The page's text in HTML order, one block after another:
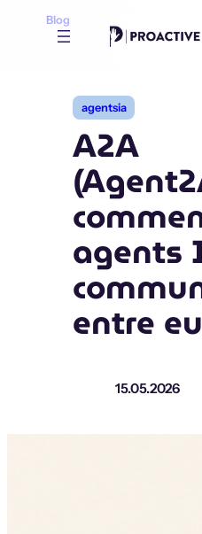
Blog
agentsia
A2A
agents
entre
15.05.2026